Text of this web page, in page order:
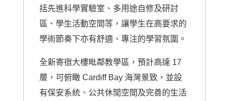
括先進科學實驗室、多用途自修及研討
區、學生活動空間等，讓學生在高要求的
學術節奏下亦有舒適、專注的學習氛圍。
全新寄宿大樓毗鄰教學區，預計高達 17
層，可俯瞰 Cardiff Bay 海灣景致，並設
有保安系統、公共休閒空間及完善的生活